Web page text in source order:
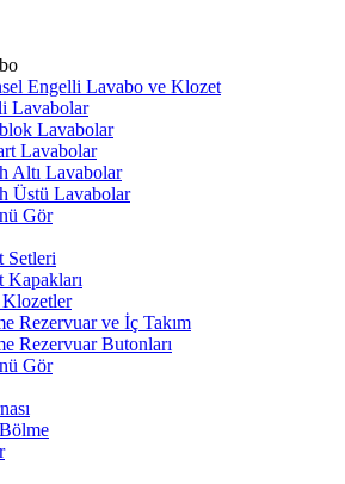
Engelli Lavabo ve Klozet
Lavabolar
Lavabolar
Lavabolar
Altı Lavabolar
Üstü Lavabolar
Gör
Setleri
Kapakları
Rezervuar ve İç Takım
Rezervuar Butonları
Gör